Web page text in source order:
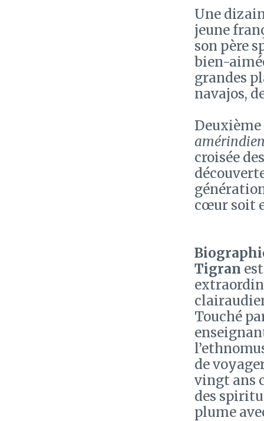
Une
jeune
son père
bien-
grandes
navajos,
croisée
cœur soit
Tigran
Touché
de
vingt ans
des
plume